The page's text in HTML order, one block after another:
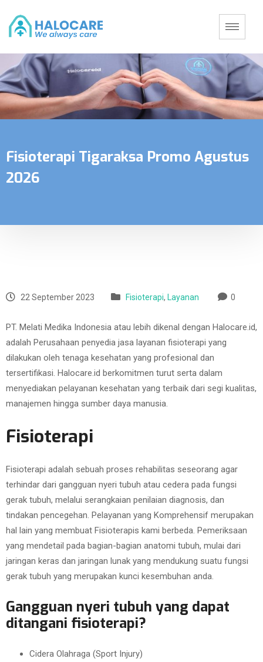
Fisioterapi Tigaraksa Promo Agustus
2026
22 September 2023 Fisioterapi, Layanan 0
PT. Melati Medika Indonesia atau lebih dikenal dengan Halocare.id,
adalah Perusahaan penyedia jasa layanan fisioterapi yang
dilakukan oleh tenaga kesehatan yang profesional dan
tersertifikasi. Halocare.id berkomitmen turut serta dalam
menyediakan pelayanan kesehatan yang terbaik dari segi kualitas,
manajemen hingga sumber daya manusia.
Fisioterapi
Fisioterapi adalah sebuah proses rehabilitas seseorang agar
terhindar dari gangguan nyeri tubuh atau cedera pada fungsi
gerak tubuh, melalui serangkaian penilaian diagnosis, dan
tindakan pencegehan. Pelayanan yang Komprehensif merupakan
hal lain yang membuat Fisioterapis kami berbeda. Pemeriksaan
yang mendetail pada bagian-bagian anatomi tubuh, mulai dari
jaringan keras dan jaringan lunak yang mendukung suatu fungsi
gerak tubuh yang merupakan kunci kesembuhan anda.
Gangguan nyeri tubuh yang dapat
ditangani fisioterapi?
Cidera Olahraga (Sport Injury)